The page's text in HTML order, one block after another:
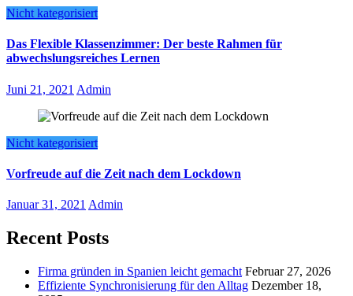
Nicht kategorisiert
Das Flexible Klassenzimmer: Der beste Rahmen für
abwechslungsreiches Lernen
Juni 21, 2021 Admin
Nicht kategorisiert
Vorfreude auf die Zeit nach dem Lockdown
Januar 31, 2021 Admin
Recent Posts
Firma gründen in Spanien leicht gemacht Februar 27, 2026
Effiziente Synchronisierung für den Alltag Dezember 18,